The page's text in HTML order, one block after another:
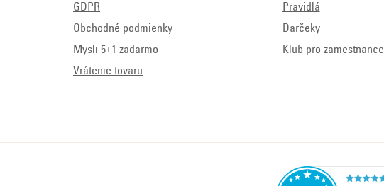
GDPR
Obchodné podmienky
Mysli 5+1 zadarmo
Vrátenie tovaru
Pravidlá
Darčeky
Klub pro zamestnance